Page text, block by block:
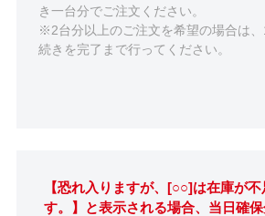
き一台分でご注文ください。
※2台分以上のご注文を希望の場合は
続きを完了まで行ってください。
【恐れ入りますが、[○○]は在庫が不
す。】と表示される場合、当日確